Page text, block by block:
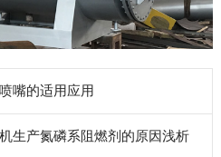
嘴的适用应用
生产氮磷系阻燃剂的原因浅析